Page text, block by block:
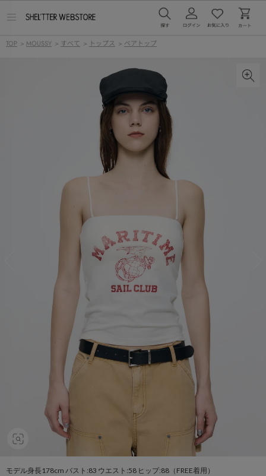
ー
TOP > MOUSSY > すべて > トップス > ベアトップ
モデル身長178cm バスト:83 ウエスト:58 ヒップ:88（FREE着用）